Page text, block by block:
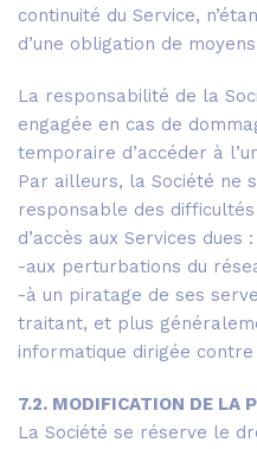
continuité du Service,
d’une obligation de
La responsabilité de la
engagée en cas de
temporaire d’accéder à
Par ailleurs, la Société ne
responsable des
d’accès aux Services dues :
-aux perturbations du
-à un piratage de ses
traitant, et plus
informatique dirigée
7.2. MODIFICATION DE LA
La Société se réserve le